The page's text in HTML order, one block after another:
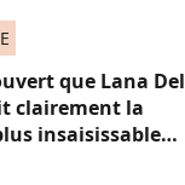
que Lana Del
clairement la
insaisissable
et voici